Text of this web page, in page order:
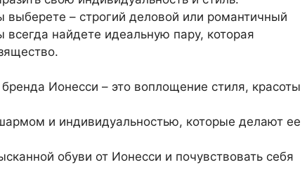
выберете – строгий деловой или романтичный
найдете идеальную пару, которая
Ионесси – это воплощение стиля, красоты
и индивидуальностью, которые делают ее
обуви от Ионесси и почувствовать себя